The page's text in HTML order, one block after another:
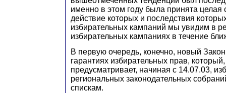
именно в этом году была принята целая
действие которых и последствия
избирательных кампаний мы увидим в
избирательных кампаниях в течение
В первую очередь, конечно, новый
гарантиях избирательных прав, который,
предусматривает, начиная с 14.07.03,
региональных законодательных
спискам.